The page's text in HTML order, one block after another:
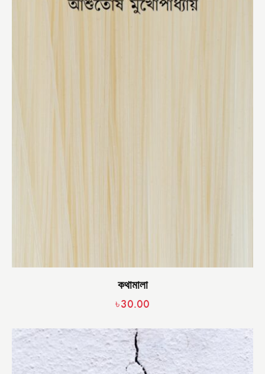
কথামালা
৳30.00